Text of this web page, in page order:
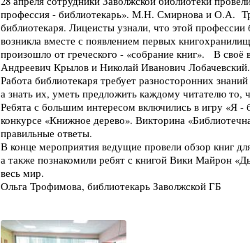
профессия - библиотекарь». М.Н. Смирнова и О.А.
библиотекаря. Лицеисты узнали, что этой
возникла вместе с появлением первых
произошло от греческого - «собрание книг». В своё
Андреевич Крылов и Николай Иванович Лобачевский.
Работа библиотекаря требует разносторонних
а знать их, уметь предложить каждому читателю то,
Ребята с большим интересом включились в игру «Я -
конкурсе «Книжное дерево». Викторина
правильные ответы.
В конце мероприятия ведущие провели обзор книг
а также познакомили ребят с книгой Вики Майрон
весь мир.
Ольга Трофимова, библиотекарь Заволжской ГБ